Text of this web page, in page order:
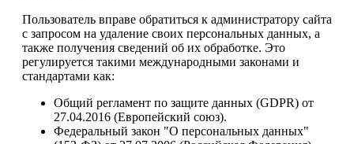
Пользователь вправе обратиться к администратору сайта
с запросом на удаление своих персональных данных, а
также получения сведений об их обработке. Это
регулируется такими международными законами и
стандартами как:
Общий регламент по защите данных (GDPR) от
27.04.2016 (Европейский союз).
Федеральный закон "О персональных данных"